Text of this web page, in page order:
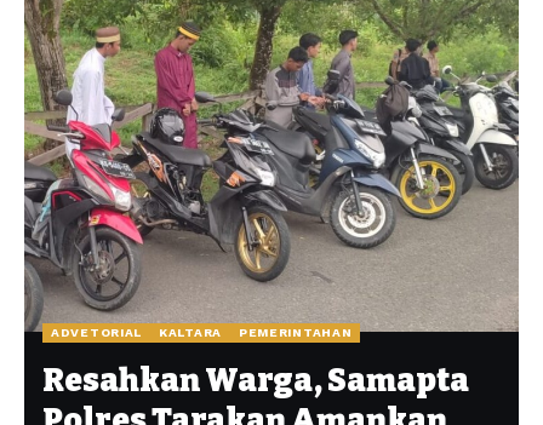
ADVETORIAL KALTARA PEMERINTAHAN
Resahkan Warga, Samapta